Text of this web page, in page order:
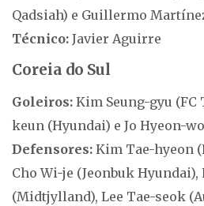
Qadsiah) e Guillermo
Técnico: Javier Aguirre
Coreia do Sul
Goleiros: Kim Seung-gyu (FC
keun (Hyundai) e Jo Hyeon-
Defensores: Kim Tae-hyeon
Cho Wi-je (Jeonbuk Hyundai),
(Midtjylland), Lee Tae-seok